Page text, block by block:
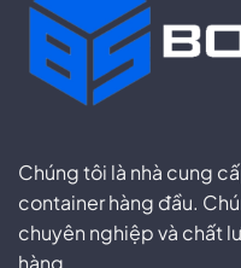
Chúng tôi là nhà cung
container hàng đầu.
chuyên nghiệp và chất
hàng.